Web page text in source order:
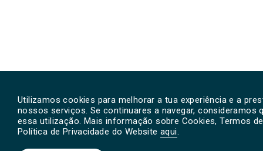
Utilizamos cookies para melhorar a tua experiência e a
nossos serviços. Se continuares a navegar, consideramos
essa utilização. Mais informação sobre Cookies, Termos
Política de Privacidade do Website aqui.